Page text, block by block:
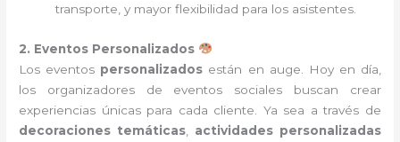
transporte, y mayor flexibilidad para los asistentes.
2. Eventos Personalizados
Los eventos personalizados están en auge. Hoy en día,
los organizadores de eventos sociales buscan crear
experiencias únicas para cada cliente. Ya sea a través de
decoraciones temáticas
actividades personalizadas